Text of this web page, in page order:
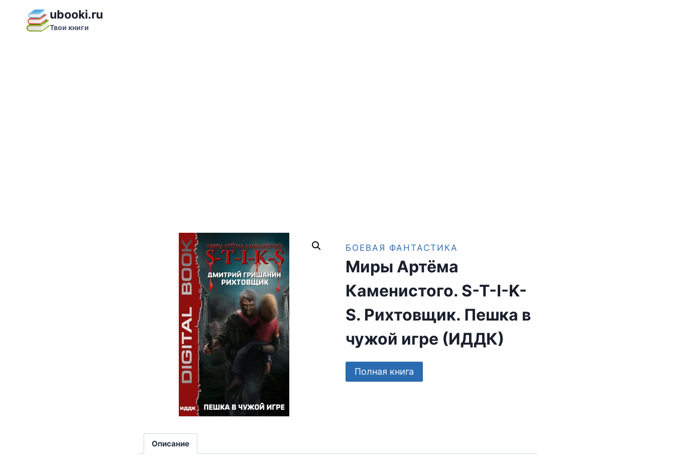
содержимому
ubooki.ru
Твои книги
БОЕВАЯ ФАНТАСТИКА
Миры Артёма
Каменистого. S-T-I-K-
S. Рихтовщик. Пешка в
чужой игре (ИДДК)
Полная книга
Описание